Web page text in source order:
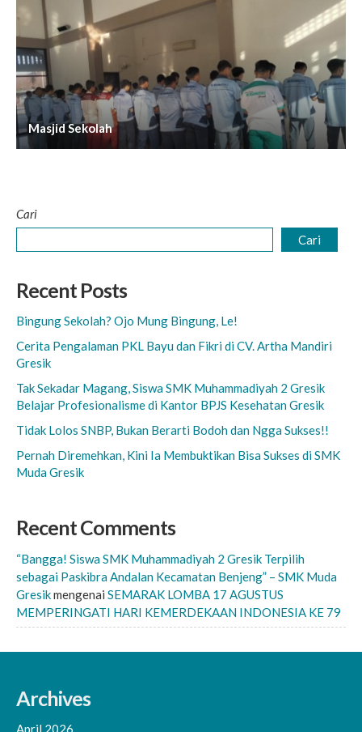
Masjid Sekolah
Cari
Cari
Recent Posts
Bingung Sekolah? Ojo Mung Bingung, Le!
Cerita Pengalaman PKL Bayu dan Fikri di CV. Artha Mandiri
Gresik
Tak Sekadar Magang, Siswa SMK Muhammadiyah 2 Gresik
Belajar Profesionalisme di Kantor BPJS Kesehatan Gresik
Tidak Lolos SNBP, Bukan Berarti Bodoh dan Ngga Sukses!!
Pernah Diremehkan, Kini Ia Membuktikan Bisa Sukses di SMK
Muda Gresik
Recent Comments
“Bangga! Siswa SMK Muhammadiyah 2 Gresik Terpilih
sebagai Paskibra Andalan Kecamatan Benjeng” – SMK Muda
Gresikmengenai SEMARAK LOMBA 17 AGUSTUS
MEMPERINGATI HARI KEMERDEKAAN INDONESIA KE 79
Archives
April 2026